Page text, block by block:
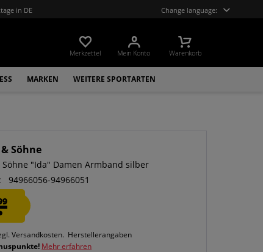
in DE Change language:
Merkzettel Mein Konto Warenkorb
MARKEN WEITERE SPORTARTEN
Söhne
Söhne "Ida" Damen Armband silber
94966056-94966051
Versandkosten. Herstellerangaben
Mehr erfahren